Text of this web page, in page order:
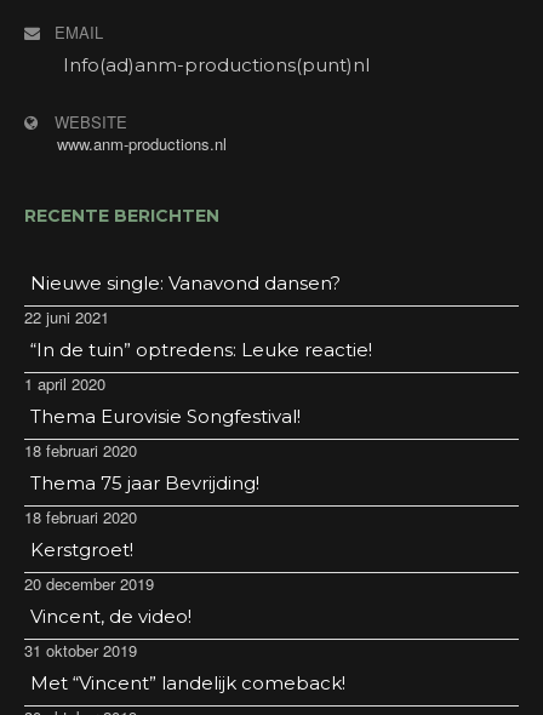
EMAIL
Info(ad)anm-productions(punt)nl
WEBSITE
www.anm-productions.nl
RECENTE BERICHTEN
Nieuwe single: Vanavond dansen?
22 juni 2021
“In de tuin” optredens: Leuke reactie!
1 april 2020
Thema Eurovisie Songfestival!
18 februari 2020
Thema 75 jaar Bevrijding!
18 februari 2020
Kerstgroet!
20 december 2019
Vincent, de video!
31 oktober 2019
Met “Vincent” landelijk comeback!